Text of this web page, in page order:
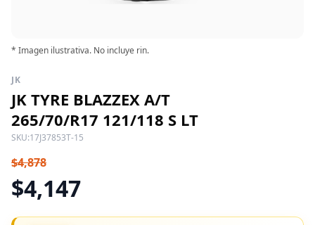
* Imagen ilustrativa. No incluye rin.
JK
JK TYRE BLAZZEX A/T
265/70/R17 121/118 S LT
SKU:17J37853T-15
$4,878
$4,147